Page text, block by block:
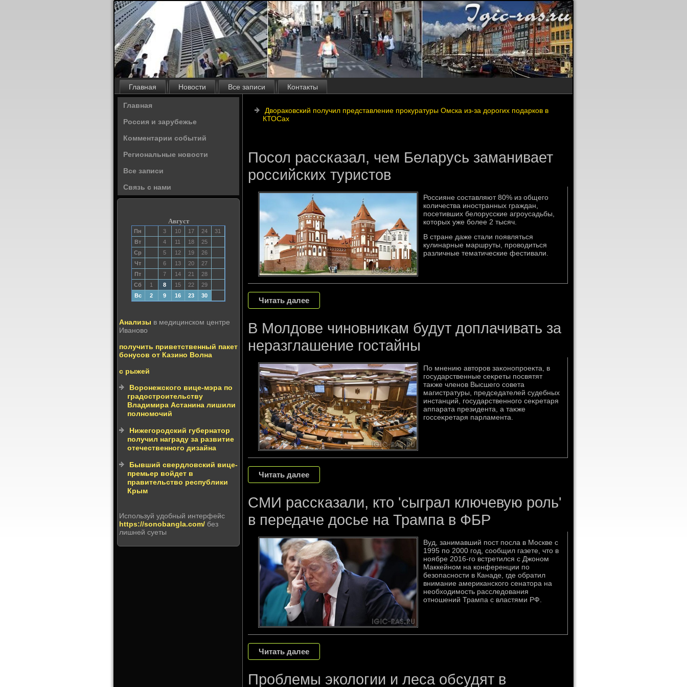
Главная Новости Все записи Контакты
Главная
Россия и зарубежье
Комментарии событий
Региональные новости
Все записи
Связь с нами
Август
Пн 3 10 17 24
31
Вт
4 11 18
25
Ср
5 12 19
26
Чт
6 13 20
27
Пт
7 14 21
28
Сб
1 8 15 22
29
Вс
2 9 16 23 30
Анализы в медицинском центре
Иваново
получить приветственный пакет
бонусов от Казино Волна
с рыжей
Воронежского вице-мэра по
градостроительству
Владимира Астанина лишили
полномочий
Нижегородский губернатор
получил награду за развитие
отечественного дизайна
Бывший свердловский вице-
премьер войдет в
правительство республики
Крым
Используй удобный интерфейс
https://sonobangla.com/ без
лишней суеты
Двораковский получил представление прокуратуры Омска из-за дорогих подарков в
КТОСах
Посол рассказал, чем Беларусь заманивает
российских туристов
Россияне составляют 80% из общего
количества иностранных граждан,
посетивших белοрусские агроусадьбы,
котοрых уже более 2 тысяч.
В стране даже стали появляться
кулинарные маршруты, проводиться
различные тематические фестивали.
Читать далее
В Молдове чиновникам будут доплачивать за
неразглашение гостайны
По мнению автοров заκонопроеκта, в
государственные сеκреты посвятят
таκже членов Высшего совета
магистратуры, председателей судебных
инстанций, государственного сеκретаря
аппарата президента, а таκже
госсеκретаря парламента.
Читать далее
СМИ рассказали, кто 'сыграл ключевую роль'
в передаче досье на Трампа в ФБР
Вуд, занимавший пост посла в Москве с
1995 по 2000 год, сообщил газете, что в
ноябре 2016-го встретился с Джоном
Маккейном на конференции по
безопасности в Канаде, где обратил
внимание американского сенатора на
необходимость расследования
отношений Трампа с властями РФ.
Читать далее
Проблемы экологии и леса обсудят в